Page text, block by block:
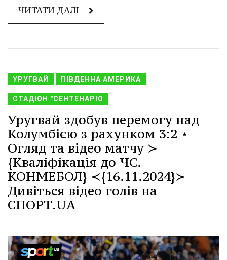
ЧИТАТИ ДАЛІ
УРУГВАЙ ПІВДЕННА АМЕРИКА
СТАДІОН "СЕНТЕНАРІО
Уругвай здобув перемогу над
Колумбією з рахунком 3:2 ⋆
Огляд та відео матчу ≻
{Кваліфікація до ЧС.
КОНМЕБОЛ} ≺{16.11.2024}≻
Дивіться відео голів на
СПОРТ.UA